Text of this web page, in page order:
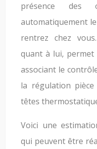
présence des
automatiquement
rentrez chez
quant à lui,
associant le
la régulation
têtes
Voici une
qui peuvent être